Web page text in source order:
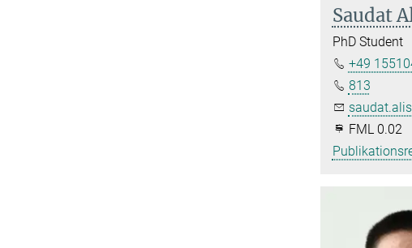
Saudat
PhD Student
+49
813
FML 0.02